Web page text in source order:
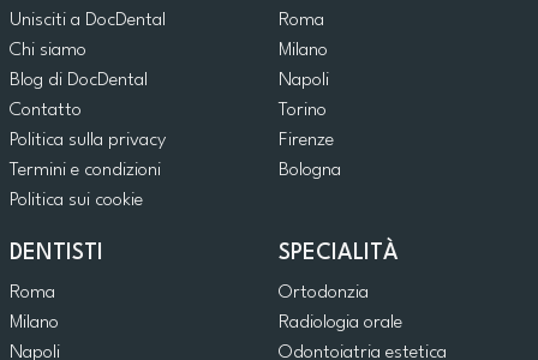
Unisciti a DocDental
Chi siamo
Blog di DocDental
Contatto
Politica sulla privacy
Termini e condizioni
Politica sui cookie
Roma
Milano
Napoli
Torino
Firenze
Bologna
DENTISTI
Roma
Milano
Napoli
SPECIALITÀ
Ortodonzia
Radiologia orale
Odontoiatria estetica